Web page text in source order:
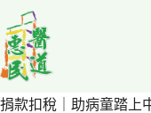
至
主
要
內
捐款扣稅｜助病童踏上